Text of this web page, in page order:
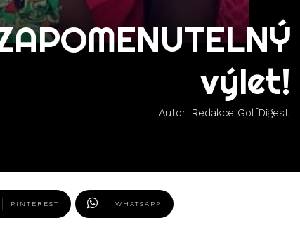
výlet!
Autor: Redakce GolfDigest
PINTEREST WHATSAPP